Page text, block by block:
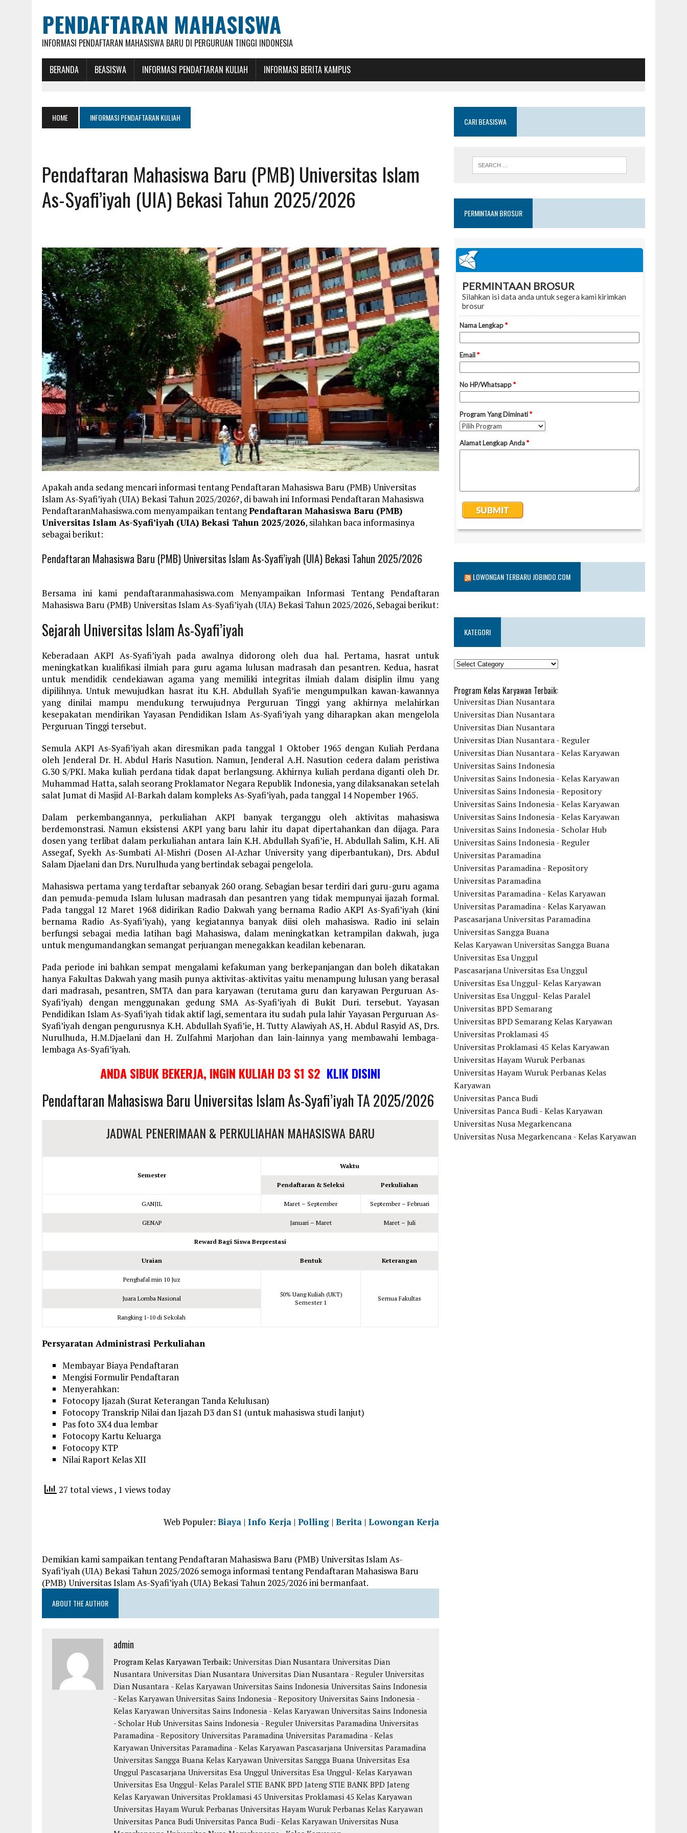
PENDAFTARAN MAHASISWA
INFORMASI PENDAFTARAN MAHASISWA BARU DI PERGURUAN TINGGI INDONESIA
BERANDA BEASISWA INFORMASI PENDAFTARAN KULIAH INFORMASI BERITA KAMPUS
HOME INFORMASI PENDAFTARAN KULIAH
Pendaftaran Mahasiswa Baru (PMB) Universitas Islam
As-Syafi’iyah (UIA) Bekasi Tahun 2025/2026
Apakah anda sedang mencari informasi tentang Pendaftaran Mahasiswa Baru (PMB) Universitas
Islam As-Syafi’iyah (UIA) Bekasi Tahun 2025/2026?, di bawah ini Informasi Pendaftaran Mahasiswa
PendaftaranMahasiswa.com menyampaikan tentangPendaftaran Mahasiswa Baru (PMB)
Universitas Islam As-Syafi’iyah (UIA) Bekasi Tahun 2025/2026, silahkan baca informasinya
sebagai berikut:
Pendaftaran Mahasiswa Baru (PMB) Universitas Islam As-Syafi’iyah (UIA) Bekasi Tahun 2025/2026
Bersama ini kami pendaftaranmahasiswa.com Menyampaikan Informasi Tentang Pendaftaran
Mahasiswa Baru (PMB) Universitas Islam As-Syafi’iyah (UIA) Bekasi Tahun 2025/2026, Sebagai berikut:
Sejarah Universitas Islam As-Syafi’iyah
Keberadaan AKPI As-Syafi’iyah pada awalnya didorong oleh dua hal. Pertama, hasrat untuk
meningkatkan kualifikasi ilmiah para guru agama lulusan madrasah dan pesantren. Kedua, hasrat
untuk mendidik cendekiawan agama yang memiliki integritas ilmiah dalam disiplin ilmu yang
dipilihnya. Untuk mewujudkan hasrat itu K.H. Abdullah Syafi’ie mengumpulkan kawan-kawannya
yang dinilai mampu mendukung terwujudnya Perguruan Tinggi yang akhirnya melahirkan
kesepakatan mendirikan Yayasan Pendidikan Islam As-Syafi’iyah yang diharapkan akan mengelola
Perguruan Tinggi tersebut.
Semula AKPI As-Syafi’iyah akan diresmikan pada tanggal 1 Oktober 1965 dengan Kuliah Perdana
oleh Jenderal Dr. H. Abdul Haris Nasution. Namun, Jenderal A.H. Nasution cedera dalam peristiwa
G.30 S/PKI. Maka kuliah perdana tidak dapat berlangsung. Akhirnya kuliah perdana diganti oleh Dr.
Muhammad Hatta, salah seorang Proklamator Negara Republik Indonesia, yang dilaksanakan setelah
salat Jumat di Masjid Al-Barkah dalam kompleks As-Syafi’iyah, pada tanggal 14 Nopember 1965.
Dalam perkembangannya, perkuliahan AKPI banyak terganggu oleh aktivitas mahasiswa
berdemonstrasi. Namun eksistensi AKPI yang baru lahir itu dapat dipertahankan dan dijaga. Para
dosen yang terlibat dalam perkuliahan antara lain K.H. Abdullah Syafi’ie, H. Abdullah Salim, K.H. Ali
Assegaf, Syekh As-Sumbati Al-Mishri (Dosen Al-Azhar University yang diperbantukan), Drs. Abdul
Salam Djaelani dan Drs. Nurulhuda yang bertindak sebagai pengelola.
Mahasiswa pertama yang terdaftar sebanyak 260 orang. Sebagian besar terdiri dari guru-guru agama
dan pemuda-pemuda Islam lulusan madrasah dan pesantren yang tidak mempunyai ijazah formal.
Pada tanggal 12 Maret 1968 didirikan Radio Dakwah yang bernama Radio AKPI As-Syafi’iyah (kini
bernama Radio As-Syafi’iyah), yang kegiatannya banyak diisi oleh mahasiswa. Radio ini selain
berfungsi sebagai media latihan bagi Mahasiswa, dalam meningkatkan ketrampilan dakwah, juga
untuk mengumandangkan semangat perjuangan menegakkan keadilan kebenaran.
Pada periode ini bahkan sempat mengalami kefakuman yang berkepanjangan dan boleh dikatakan
hanya Fakultas Dakwah yang masih punya aktivitas-aktivitas yaitu menampung lulusan yang berasal
dari madrasah, pesantren, SMTA dan para karyawan (terutama guru dan karyawan Perguruan As-
Syafi’iyah) dengan menggunakan gedung SMA As-Syafi’iyah di Bukit Duri. tersebut. Yayasan
Pendidikan Islam As-Syafi’iyah tidak aktif lagi, sementara itu sudah pula lahir Yayasan Perguruan As-
Syafi’iyah dengan pengurusnya K.H. Abdullah Syafi’ie, H. Tutty Alawiyah AS, H. Abdul Rasyid AS, Drs.
Nurulhuda, H.M.Djaelani dan H. Zulfahmi Marjohan dan lain-lainnya yang membawahi lembaga-
lembaga As-Syafi’iyah.
ANDA SIBUK BEKERJA, INGIN KULIAH D3 S1 S2 KLIK DISINI
Pendaftaran Mahasiswa Baru Universitas Islam As-Syafi’iyah TA 2025/2026
JADWAL PENERIMAAN & PERKULIAHAN MAHASISWA BARU
Semester
Waktu
Pendaftaran & Seleksi Perkuliahan
GANJIL Maret – September September – Februari
GENAP Januari – Maret Maret – Juli
Reward Bagi Siswa Berprestasi
Uraian Bentuk Keterangan
Penghafal min 10 Juz
50% Uang Kuliah (UKT)
Semester 1
Semua Fakultas
Juara Lomba Nasional
Rangking 1-10 di Sekolah
Persyaratan Administrasi Perkuliahan
Membayar Biaya Pendaftaran
Mengisi Formulir Pendaftaran
Menyerahkan:
Fotocopy Ijazah (Surat Keterangan Tanda Kelulusan)
Fotocopy Transkrip Nilai dan Ijazah D3 dan S1 (untuk mahasiswa studi lanjut)
Pas foto 3X4 dua lembar
Fotocopy Kartu Keluarga
Fotocopy KTP
Nilai Raport Kelas XII
27 total views, 1 views today
Web Populer: Biaya| Info Kerja| Polling| Berita| Lowongan Kerja
Demikian kami sampaikan tentang Pendaftaran Mahasiswa Baru (PMB) Universitas Islam As-
Syafi’iyah (UIA) Bekasi Tahun 2025/2026 semoga informasi tentang Pendaftaran Mahasiswa Baru
(PMB) Universitas Islam As-Syafi’iyah (UIA) Bekasi Tahun 2025/2026 ini bermanfaat.
ABOUT THE AUTHOR
admin
Program Kelas Karyawan Terbaik: Universitas Dian Nusantara Universitas Dian
Nusantara Universitas Dian Nusantara Universitas Dian Nusantara - Reguler Universitas
Dian Nusantara - Kelas Karyawan Universitas Sains Indonesia Universitas Sains Indonesia
- Kelas Karyawan Universitas Sains Indonesia - Repository Universitas Sains Indonesia -
Kelas Karyawan Universitas Sains Indonesia - Kelas Karyawan Universitas Sains Indonesia
- Scholar Hub Universitas Sains Indonesia - Reguler Universitas Paramadina Universitas
Paramadina - Repository Universitas Paramadina Universitas Paramadina - Kelas
Karyawan Universitas Paramadina - Kelas Karyawan Pascasarjana Universitas Paramadina
Universitas Sangga Buana Kelas Karyawan Universitas Sangga Buana Universitas Esa
Unggul Pascasarjana Universitas Esa Unggul Universitas Esa Unggul- Kelas Karyawan
Universitas Esa Unggul- Kelas Paralel STIE BANK BPD Jateng STIE BANK BPD Jateng
Kelas Karyawan Universitas Proklamasi 45 Universitas Proklamasi 45 Kelas Karyawan
Universitas Hayam Wuruk Perbanas Universitas Hayam Wuruk Perbanas Kelas Karyawan
Universitas Panca Budi Universitas Panca Budi - Kelas Karyawan Universitas Nusa
CARI BEASISWA
PERMINTAAN BROSUR
LOWONGAN TERBARU JOBINDO.COM
KATEGORI
KATEGORI
Program Kelas Karyawan Terbaik:
Universitas Dian Nusantara
Universitas Dian Nusantara
Universitas Dian Nusantara
Universitas Dian Nusantara - Reguler
Universitas Dian Nusantara - Kelas Karyawan
Universitas Sains Indonesia
Universitas Sains Indonesia - Kelas Karyawan
Universitas Sains Indonesia - Repository
Universitas Sains Indonesia - Kelas Karyawan
Universitas Sains Indonesia - Kelas Karyawan
Universitas Sains Indonesia - Scholar Hub
Universitas Sains Indonesia - Reguler
Universitas Paramadina
Universitas Paramadina - Repository
Universitas Paramadina
Universitas Paramadina - Kelas Karyawan
Universitas Paramadina - Kelas Karyawan
Pascasarjana Universitas Paramadina
Universitas Sangga Buana
Kelas Karyawan Universitas Sangga Buana
Universitas Esa Unggul
Pascasarjana Universitas Esa Unggul
Universitas Esa Unggul- Kelas Karyawan
Universitas Esa Unggul- Kelas Paralel
Universitas BPD Semarang
Universitas BPD Semarang Kelas Karyawan
Universitas Proklamasi 45
Universitas Proklamasi 45 Kelas Karyawan
Universitas Hayam Wuruk Perbanas
Universitas Hayam Wuruk Perbanas Kelas
Karyawan
Universitas Panca Budi
Universitas Panca Budi - Kelas Karyawan
Universitas Nusa Megarkencana
Universitas Nusa Megarkencana - Kelas Karyawan